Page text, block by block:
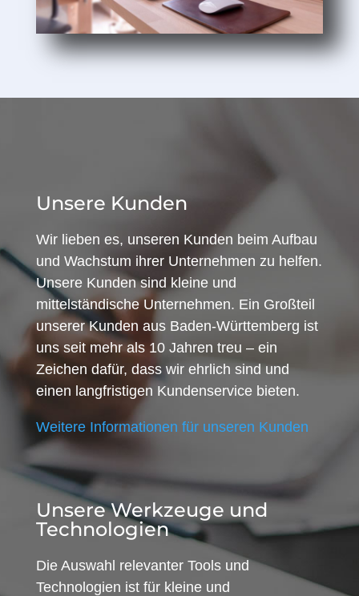
Unsere Kunden
Wir lieben es, unseren Kunden beim Aufbau
und Wachstum ihrer Unternehmen zu helfen.
Unsere Kunden sind kleine und
mittelständische Unternehmen. Ein Großteil
unserer Kunden aus Baden-Württemberg ist
uns seit mehr als 10 Jahren treu – ein
Zeichen dafür, dass wir ehrlich sind und
einen langfristigen Kundenservice bieten.
Weitere Informationen für unseren Kunden
Unsere Werkzeuge und
Technologien
Die Auswahl relevanter Tools und
Technologien ist für kleine und